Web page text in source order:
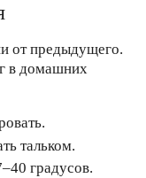
от предыдущего.
в домашних
тальком.
градусов.